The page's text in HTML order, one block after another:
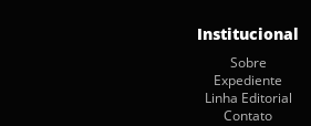
Institucional
Sobre
Expediente
Linha Editorial
Contato